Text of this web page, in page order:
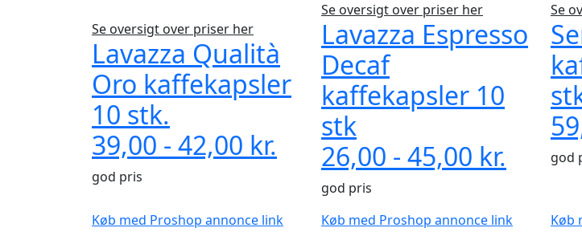
Se oversigt over priser her
Lavazza Qualità
Oro kaffekapsler
10 stk.
39,00 - 42,00 kr.
god pris
Se oversigt over priser her
Lavazza Espresso
Decaf
kaffekapsler 10
stk
26,00 - 45,00 kr.
god pris
Se
god
Køb med Proshop annonce link Køb med Proshop annonce link Køb